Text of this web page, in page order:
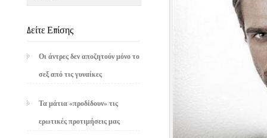
Δείτε Επίσης
Οι άντρες δεν αποζητούν μόνο το
σεξ από τις γυναίκες
Τα μάτια «προδίδουν» τις
ερωτικές προτιμήσεις μας